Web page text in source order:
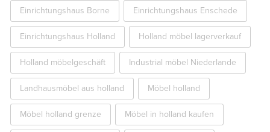
Einrichtungshaus Borne Einrichtungshaus Enschede
Einrichtungshaus Holland Holland möbel lagerverkauf
Holland möbelgeschäft Industrial möbel Niederlande
Landhausmöbel aus holland Möbel holland
Möbel holland grenze Möbel in holland kaufen